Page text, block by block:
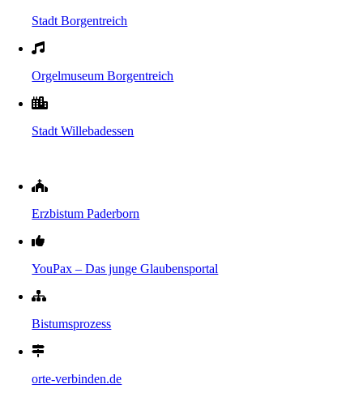
Stadt Borgentreich
Orgelmuseum Borgentreich
Stadt Willebadessen
Erzbistum Paderborn
YouPax – Das junge Glaubensportal
Bistumsprozess
orte-verbinden.de